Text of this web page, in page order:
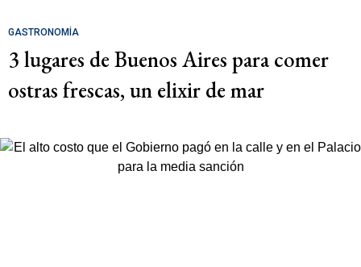
GASTRONOMÍA
3 lugares de Buenos Aires para comer
ostras frescas, un elixir de mar